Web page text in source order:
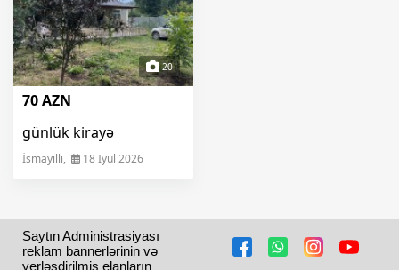
20
70 AZN
günlük kirayə
İsmayıllı, 18 Iyul 2026
Saytın Administrasiyası
reklam bannerlərinin və
yerləşdirilmiş elanların